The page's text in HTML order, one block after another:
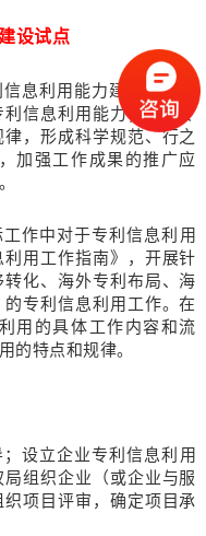
设试点
利用能力建设，完善
利信息利用能力；探索专
，形成科学规范、行之
加强工作成果的推广应
作中对于专利信息利用
用工作指南》，开展针
化、海外专利布局、海
专利信息利用工作。在
用的具体工作内容和流
的特点和规律。
设立企业专利信息利用
组织企业（或企业与服
项目评审，确定项目承